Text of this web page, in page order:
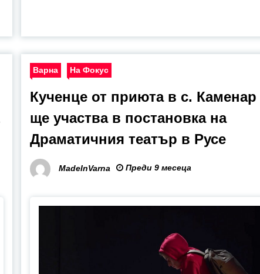
Варна На Фокус
Кученце от приюта в с. Каменар
ще участва в постановка на
Драматичния театър в Русе
MadeInVarna Преди 9 месеца